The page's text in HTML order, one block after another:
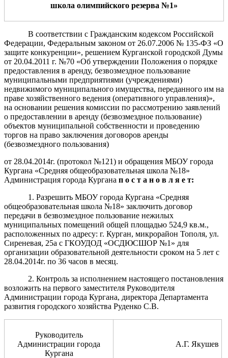
школа олимпийского резерва №1»
В соответствии с Гражданским кодексом Российской
Федерации, Федеральным законом от 26.07.2006 № 135-ФЗ «О
защите конкуренции», решением Курганской городской Думы
от 20.04.2011 г. №70 «Об утверждении Положения о порядке
предоставления в аренду, безвозмездное пользование
муниципальными предприятиями (учреждениями)
недвижимого муниципального имущества, переданного им на
праве хозяйственного ведения (оперативного управления)»,
на основании решения комиссии по рассмотрению заявлений
о предоставлении в аренду (безвозмездное пользование)
объектов муниципальной собственности и проведению
торгов на право заключения договоров аренды
(безвозмездного пользования)
от 28.04.2014г. (протокол №121) и обращения МБОУ города
Кургана «Средняя общеобразовательная школа №18»
Администрация города Кургана п о с т а н о в л я е т:
1. Разрешить МБОУ города Кургана «Средняя
общеобразовательная школа №18» заключить договор
передачи в безвозмездное пользование нежилых
муниципальных помещений общей площадью 524,9 кв.м.,
расположенных по адресу: г. Курган, микрорайон Тополя, ул.
Сиреневая, 25а с ГКОУДОД «ОСДЮСШОР №1» для
организации образовательной деятельности сроком на 5 лет с
28.04.2014г. по 36 часов в месяц.
2. Контроль за исполнением настоящего постановления
возложить на первого заместителя Руководителя
Администрации города Кургана, директора Департамента
развития городского хозяйства Руденко С.В.
Руководитель
Администрации города
Кургана
А.Г. Якушев